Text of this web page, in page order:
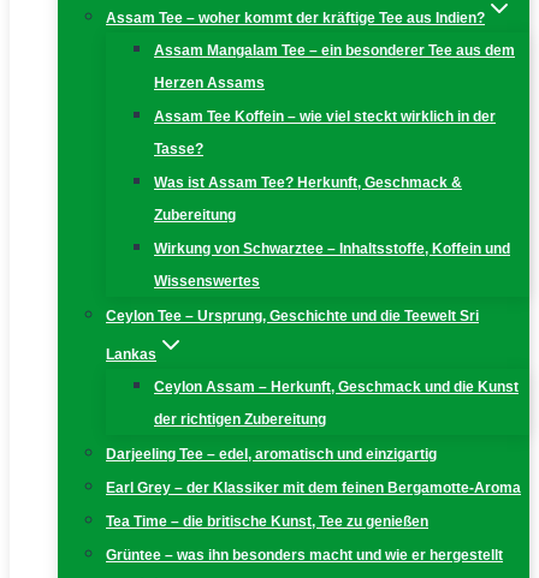
Assam Tee – woher kommt der kräftige Tee aus Indien?
Assam Mangalam Tee – ein besonderer Tee aus dem
Herzen Assams
Assam Tee Koffein – wie viel steckt wirklich in der
Tasse?
Was ist Assam Tee? Herkunft, Geschmack &
Zubereitung
Wirkung von Schwarztee – Inhaltsstoffe, Koffein und
Wissenswertes
Ceylon Tee – Ursprung, Geschichte und die Teewelt Sri
Lankas
Ceylon Assam – Herkunft, Geschmack und die Kunst
der richtigen Zubereitung
Darjeeling Tee – edel, aromatisch und einzigartig
Earl Grey – der Klassiker mit dem feinen Bergamotte-Aroma
Tea Time – die britische Kunst, Tee zu genießen
Grüntee – was ihn besonders macht und wie er hergestellt